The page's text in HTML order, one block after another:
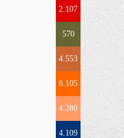
2.107
570
4.553
8.105
4.280
4.109